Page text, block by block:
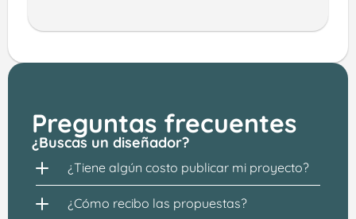
Preguntas frecuentes
¿Buscas un diseñador?
¿Tiene algún costo publicar mi proyecto?
¿Cómo recibo las propuestas?